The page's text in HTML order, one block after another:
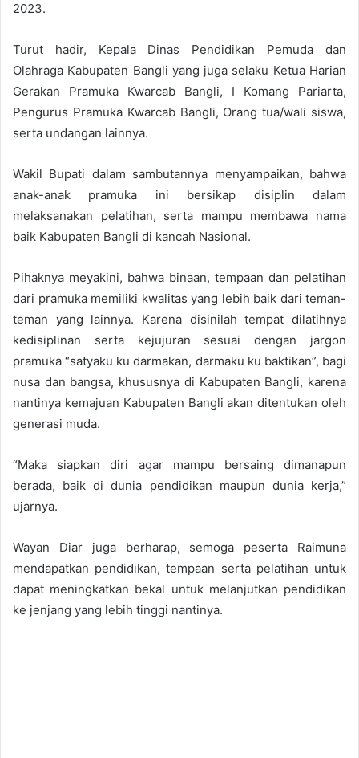
2023.
Turut hadir, Kepala Dinas Pendidikan Pemuda dan
Olahraga Kabupaten Bangli yang juga selaku Ketua Harian
Gerakan Pramuka Kwarcab Bangli, I Komang Pariarta,
Pengurus Pramuka Kwarcab Bangli, Orang tua/wali siswa,
serta undangan lainnya.
Wakil Bupati dalam sambutannya menyampaikan, bahwa
anak-anak pramuka ini bersikap disiplin dalam
melaksanakan pelatihan, serta mampu membawa nama
baik Kabupaten Bangli di kancah Nasional.
Pihaknya meyakini, bahwa binaan, tempaan dan pelatihan
dari pramuka memiliki kwalitas yang lebih baik dari teman-
teman yang lainnya. Karena disinilah tempat dilatihnya
kedisiplinan serta kejujuran sesuai dengan jargon
pramuka “satyaku ku darmakan, darmaku ku baktikan”, bagi
nusa dan bangsa, khususnya di Kabupaten Bangli, karena
nantinya kemajuan Kabupaten Bangli akan ditentukan oleh
generasi muda.
“Maka siapkan diri agar mampu bersaing dimanapun
berada, baik di dunia pendidikan maupun dunia kerja,”
ujarnya.
Wayan Diar juga berharap, semoga peserta Raimuna
mendapatkan pendidikan, tempaan serta pelatihan untuk
dapat meningkatkan bekal untuk melanjutkan pendidikan
ke jenjang yang lebih tinggi nantinya.